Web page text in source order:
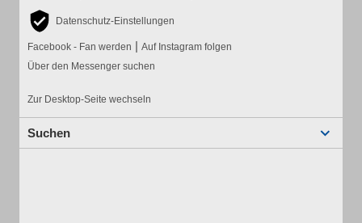
Datenschutz-Einstellungen
Facebook - Fan werden | Auf Instagram folgen
Über den Messenger suchen
Zur Desktop-Seite wechseln
Suchen